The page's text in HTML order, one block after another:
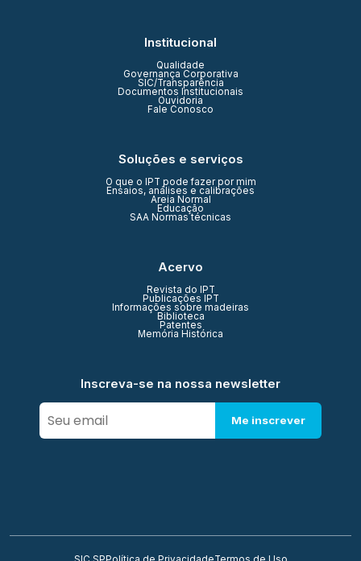
Institucional
Qualidade
Governança Corporativa
SIC/Transparência
Documentos Institucionais
Ouvidoria
Fale Conosco
Soluções e serviços
O que o IPT pode fazer por mim
Ensaios, análises e calibrações
Areia Normal
Educação
SAA Normas técnicas
Acervo
Revista do IPT
Publicações IPT
Informações sobre madeiras
Biblioteca
Patentes
Memória Histórica
Inscreva-se na nossa newsletter
Me inscrever